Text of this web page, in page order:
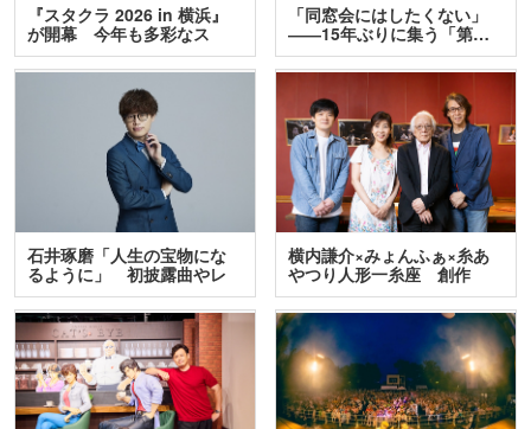
『スタクラ 2026 in 横浜』
が開幕 今年も多彩なス
テ…
「同窓会にはしたくない」
――15年ぶりに集う「第…
石井琢磨「人生の宝物にな
るように」 初披露曲やレ
ア…
横内謙介×みょんふぁ×糸あ
やつり人形一糸座 創作
人…